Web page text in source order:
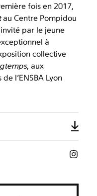
fois en 2017,
au Centre Pompidou
invité par le jeune
à
collective
, aux
l’ENSBA Lyon